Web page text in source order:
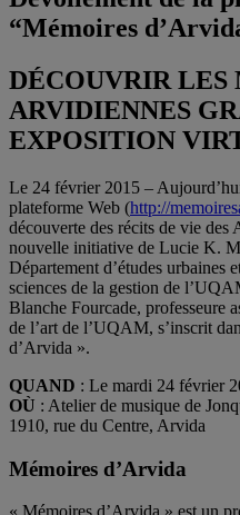
“Mémoires
DÉCOUVRIR LES
ARVIDIENNES
EXPOSITION
Le 24 février 2015 –
plateforme Web (http://
découverte des récits de vie
nouvelle initiative de Lucie K.
Département d’études urbaines
sciences de la gestion de
Blanche Fourcade, professeure
de l’art de l’UQAM, s’inscrit
d’Arvida ».
QUAND : Le mardi 24 février
OÙ : Atelier de musique de
1910, rue du Centre, Arvida
Mémoires d’Arvida